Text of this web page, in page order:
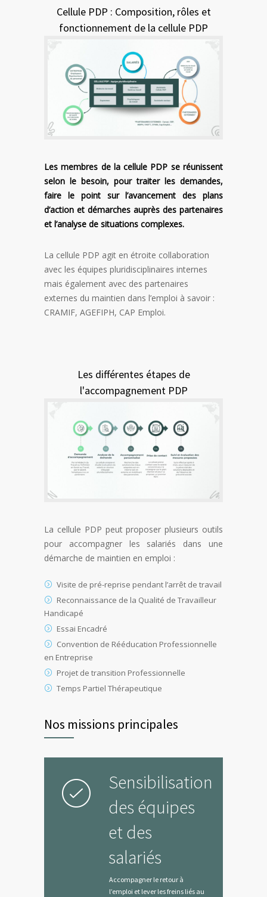
Cellule PDP : Composition, rôles et
fonctionnement de la cellule PDP
Les membres de la cellule PDP se réunissent
selon le besoin, pour traiter les demandes,
faire le point sur l’avancement des plans
d’action et démarches auprès des partenaires
et l’analyse de situations complexes.
La cellule PDP agit en étroite collaboration
avec les équipes pluridisciplinaires internes
mais également avec des partenaires
externes du maintien dans l’emploi à savoir :
CRAMIF, AGEFIPH, CAP Emploi.
Les différentes étapes de
l'accompagnement PDP
La cellule PDP peut proposer plusieurs outils
pour accompagner les salariés dans une
démarche de maintien en emploi :
Visite de pré-reprise pendant l’arrêt de travail
Reconnaissance de la Qualité de Travailleur
Handicapé
Essai Encadré
Convention de Rééducation Professionnelle
en Entreprise
Projet de transition Professionnelle
Temps Partiel Thérapeutique
Nos missions principales
Sensibilisation
des équipes
et des
salariés
Accompagner le retour à
l’emploi et lever les freins liés au